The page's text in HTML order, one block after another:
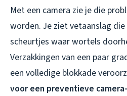
Met een camera zie je die
worden. Je ziet vetaanslag
scheurtjes waar wortels
Verzakkingen van een paar
een volledige blokkade
voor een preventieve